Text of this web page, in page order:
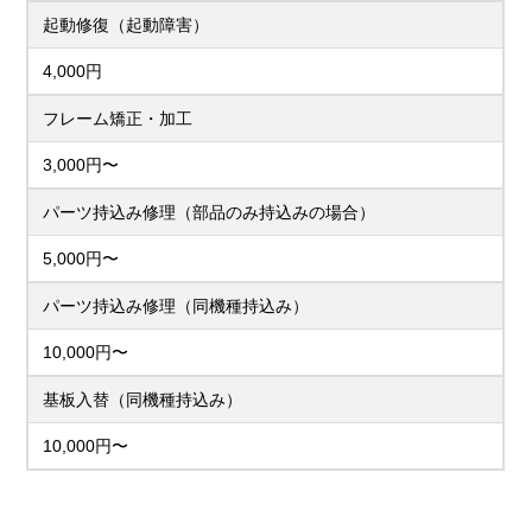
起動修復（起動障害）
4,000円
フレーム矯正・加工
3,000円〜
パーツ持込み修理（部品のみ持込みの場合）
5,000円〜
パーツ持込み修理（同機種持込み）
10,000円〜
基板入替（同機種持込み）
10,000円〜